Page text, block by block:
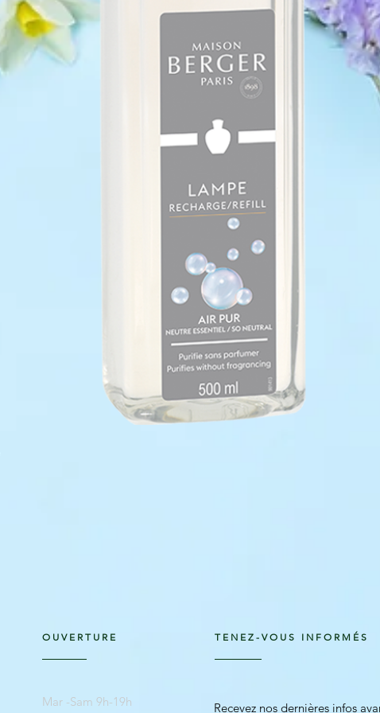
OUVERTURE
Mar -Sam 9h-19h
TENEZ-VOUS INFORMÉS
Recevez nos dernières infos